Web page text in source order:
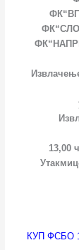
13,00
КУП ФСБО